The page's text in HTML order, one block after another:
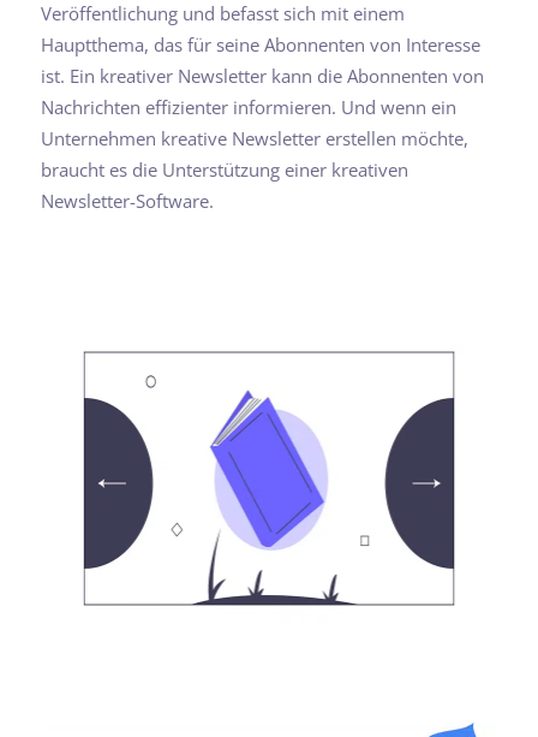
Veröffentlichung und befasst sich mit einem
Hauptthema, das für seine Abonnenten von Interesse
ist. Ein kreativer Newsletter kann die Abonnenten von
Nachrichten effizienter informieren. Und wenn ein
Unternehmen kreative Newsletter erstellen möchte,
braucht es die Unterstützung einer kreativen
Newsletter-Software.